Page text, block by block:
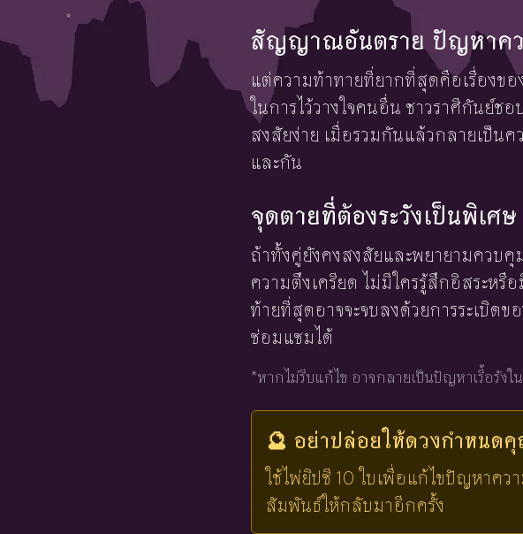
สัญญาณอันตราย ปัญหาคว
แต่ความท้าทายที่ยากที่สุดคือเรื่องข
ในการไว้วางใจคนอื่น ชาวราศีกันย์ช
สงสัยง่าย เมื่อรวมกันแล้วกลายเป็น
และกัน
จุดตายที่ต้องระวังเป็นพิเศษ
ถ้าทั้งคู่ยังคงสงสัยและพยายามควบ
ความตึงเครียด ไม่มีใครรู้สึกอิสระห
ท้ายที่สุดอาจจะจบลงด้วยการระเบิด
ซ่อมแซมได้
*หากไม่รีบแก้ไข อาจกลายเป็นปัญหาเรื้อรังใ
🔮 อย่าปล่อยให้ดวงกำหนด
ใช้ไพ่ยิปซี 10 ใบเพื่อแก้ไขปัญหาคว
สัมพันธ์ให้กลับมาอีกครั้ง